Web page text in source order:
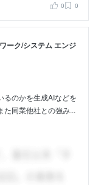
0 0
ーク/システム エンジ
るのかを生成AIなどを
た同業他社との強み...